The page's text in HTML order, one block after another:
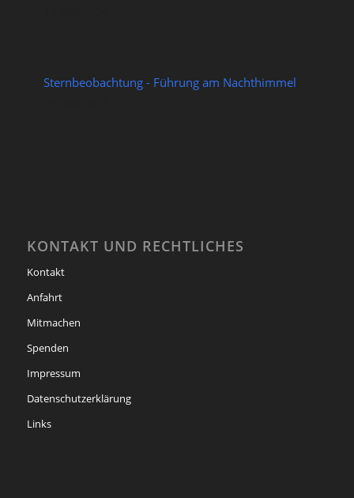
Sternbeobachtung - Führung am Nachthimmel
KONTAKT UND RECHTLICHES
Kontakt
Anfahrt
Mitmachen
Spenden
Impressum
Datenschutzerklärung
Links